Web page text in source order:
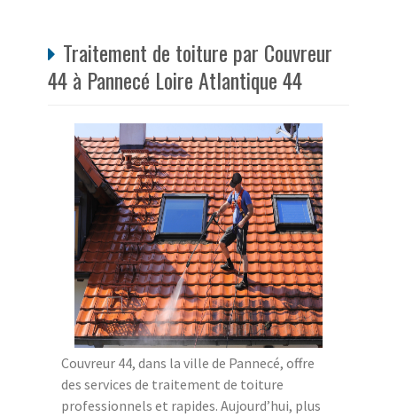
Traitement de toiture par Couvreur
44 à Pannecé Loire Atlantique 44
Couvreur 44, dans la ville de Pannecé, offre
des services de traitement de toiture
professionnels et rapides. Aujourd’hui, plus